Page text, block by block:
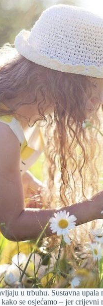
u trbuhu. Sustavna
se osjećamo – jer